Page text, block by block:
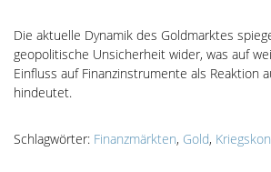
Die aktuelle Dynamik des Goldmarktes
geopolitische Unsicherheit wider, was auf
Einfluss auf Finanzinstrumente als Reaktion
hindeutet.
Schlagwörter: Finanzmärkten, Gold,